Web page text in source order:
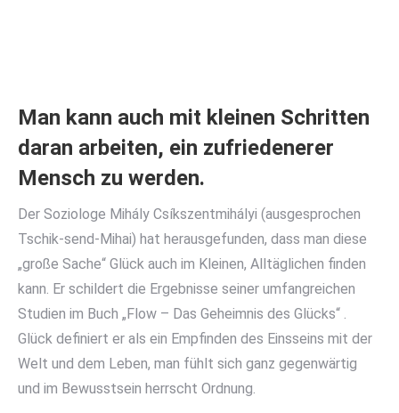
Man kann auch mit kleinen Schritten
daran arbeiten, ein zufriedenerer
Mensch zu werden.
Der Soziologe Mihály Csíkszentmihályi (ausgesprochen
Tschik-send-Mihai) hat herausgefunden, dass man diese
„große Sache“ Glück auch im Kleinen, Alltäglichen finden
kann. Er schildert die Ergebnisse seiner umfangreichen
Studien im Buch „Flow – Das Geheimnis des Glücks“ .
Glück definiert er als ein Empfinden des Einsseins mit der
Welt und dem Leben, man fühlt sich ganz gegenwärtig
und im Bewusstsein herrscht Ordnung.